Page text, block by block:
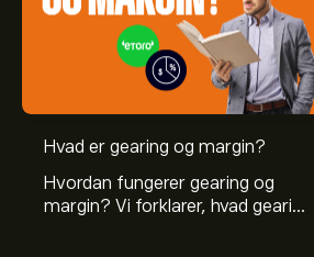
Hvad er gearing og margin?
Hvordan fungerer gearing og
margin? Vi forklarer, hvad gearing